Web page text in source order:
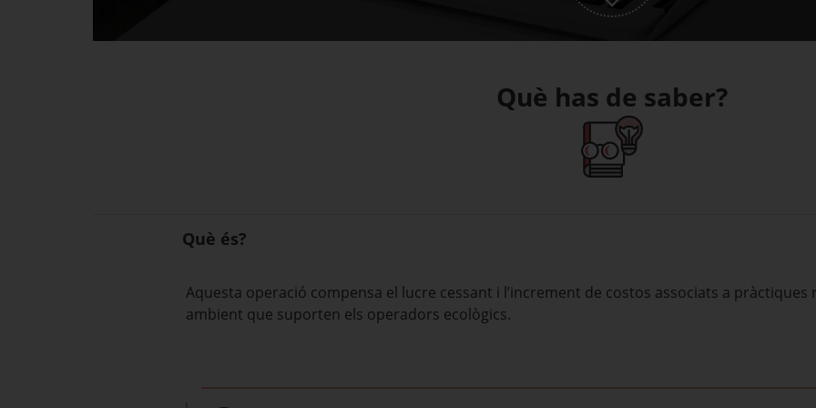
Què has de saber?
Què és?
Aquesta operació compensa el lucre cessant i l’increment de costos associats a
ambient que suporten els operadors ecològics.